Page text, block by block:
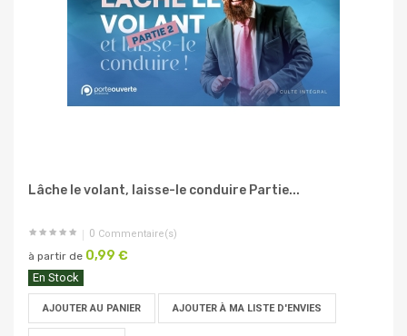
Lâche le volant, laisse-le conduire Partie...
0 Commentaire(s)
à partir de 0,99 €
En Stock
AJOUTER AU PANIER AJOUTER À MA LISTE D'ENVIES